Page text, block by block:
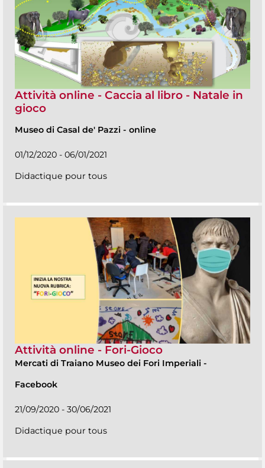
Attività online - Caccia al libro - Natale in
gioco
Museo di Casal de' Pazzi - online
01/12/2020 - 06/01/2021
Didactique pour tous
Attività online - Fori-Gioco
Mercati di Traiano Museo dei Fori Imperiali -
Facebook
21/09/2020 - 30/06/2021
Didactique pour tous